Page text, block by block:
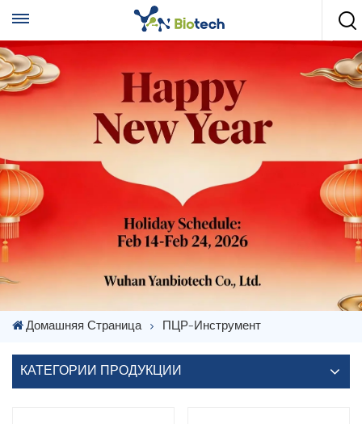
Домашняя Страница ПЦР-Инструмент
КАТЕГОРИИ ПРОДУКЦИИ